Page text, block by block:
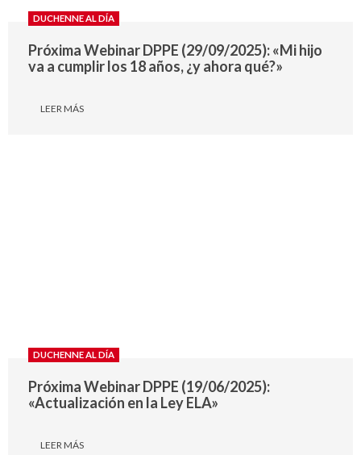
DUCHENNE AL DÍA
Próxima Webinar DPPE (29/09/2025): «Mi hijo
va a cumplir los 18 años, ¿y ahora qué?»
LEER MÁS
DUCHENNE AL DÍA
Próxima Webinar DPPE (19/06/2025):
«Actualización en la Ley ELA»
LEER MÁS